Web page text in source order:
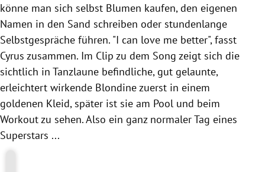
könne man sich selbst Blumen kaufen, den eigenen
Namen in den Sand schreiben oder stundenlange
Selbstgespräche führen. "I can love me better", fasst
Cyrus zusammen. Im Clip zu dem Song zeigt sich die
sichtlich in Tanzlaune befindliche, gut gelaunte,
erleichtert wirkende Blondine zuerst in einem
goldenen Kleid, später ist sie am Pool und beim
Workout zu sehen. Also ein ganz normaler Tag eines
Superstars ...